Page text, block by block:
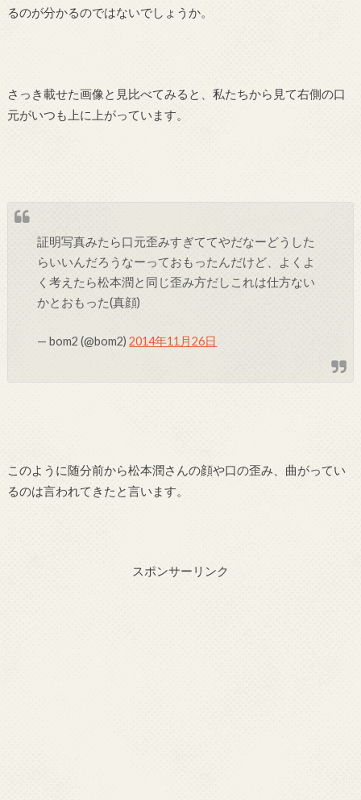
るのが分かるのではないでしょうか。
さっき載せた画像と見比べてみると、私たちから見て右側の口
元がいつも上に上がっています。
証明写真みたら口元歪みすぎててやだなーどうした
らいいんだろうなーっておもったんだけど、よくよ
く考えたら松本潤と同じ歪み方だしこれは仕方ない
かとおもった(真顔)
— bom2 (@bom2)2014年11月26日
このように随分前から松本潤さんの顔や口の歪み、曲がってい
るのは言われてきたと言います。
スポンサーリンク